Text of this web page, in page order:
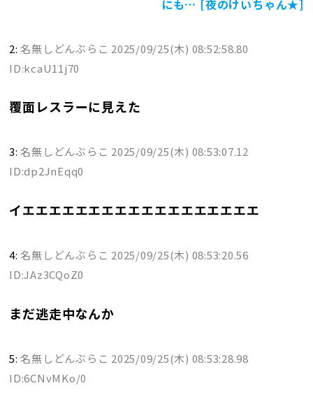
にも… [夜のけいちゃん★]
2:名無しどんぶらこ 2025/09/25(木) 08:52:58.80
ID:kcaU11j70
覆面レスラーに見えた
3:名無しどんぶらこ 2025/09/25(木) 08:53:07.12
ID:dp2JnEqq0
イエエエエエエエエエエエエエエエエエエ
4:名無しどんぶらこ 2025/09/25(木) 08:53:20.56
ID:JAz3CQoZ0
まだ逃走中なんか
5:名無しどんぶらこ 2025/09/25(木) 08:53:28.98
ID:6CNvMKo/0